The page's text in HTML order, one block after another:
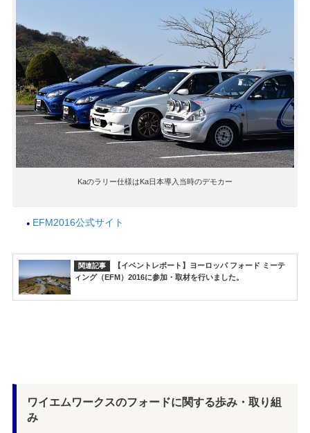
Kaのラリー仕様はKa日本導入当時のデモカー
EFM2016公式サイト
【イベントレポート】ヨーロッパ フォード ミーテ
ィング（EFM）2016に参加・取材を行いました。
ワイエムワークスのフォードに関する歩み・取り組
み